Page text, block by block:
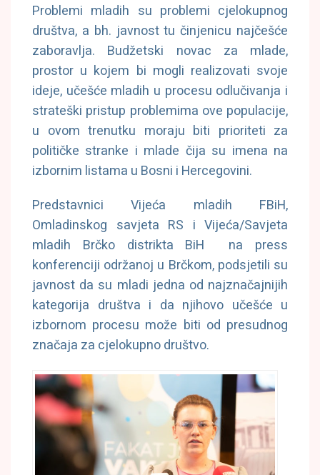
Problemi mladih su problemi cjelokupnog
društva, a bh. javnost tu činjenicu najčešće
zaboravlja. Budžetski novac za mlade,
prostor u kojem bi mogli realizovati svoje
ideje, učešće mladih u procesu odlučivanja i
strateški pristup problemima ove populacije,
u ovom trenutku moraju biti prioriteti za
političke stranke i mlade čija su imena na
izbornim listama u Bosni i Hercegovini.
Predstavnici Vijeća mladih FBiH,
Omladinskog savjeta RS i Vijeća/Savjeta
mladih Brčko distrikta BiH na press
konferenciji održanoj u Brčkom, podsjetili su
javnost da su mladi jedna od najznačajnijih
kategorija društva i da njihovo učešće u
izbornom procesu može biti od presudnog
značaja za cjelokupno društvo.